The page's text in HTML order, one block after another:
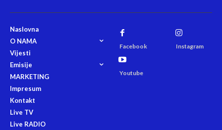
Naslovna
O NAMA
Vijesti
Emisije
MARKETING
Impresum
Kontakt
Live TV
Live RADIO
Facebook Instagram
Youtube